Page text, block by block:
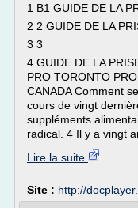
1 B1 GUIDE DE LA
2 2 GUIDE DE LA
3 3
4 GUIDE DE LA
PRO TORONTO
CANADA Comment
cours de vingt
suppléments
radical. 4 Il y a vingt
Lire la suite
Site : http://